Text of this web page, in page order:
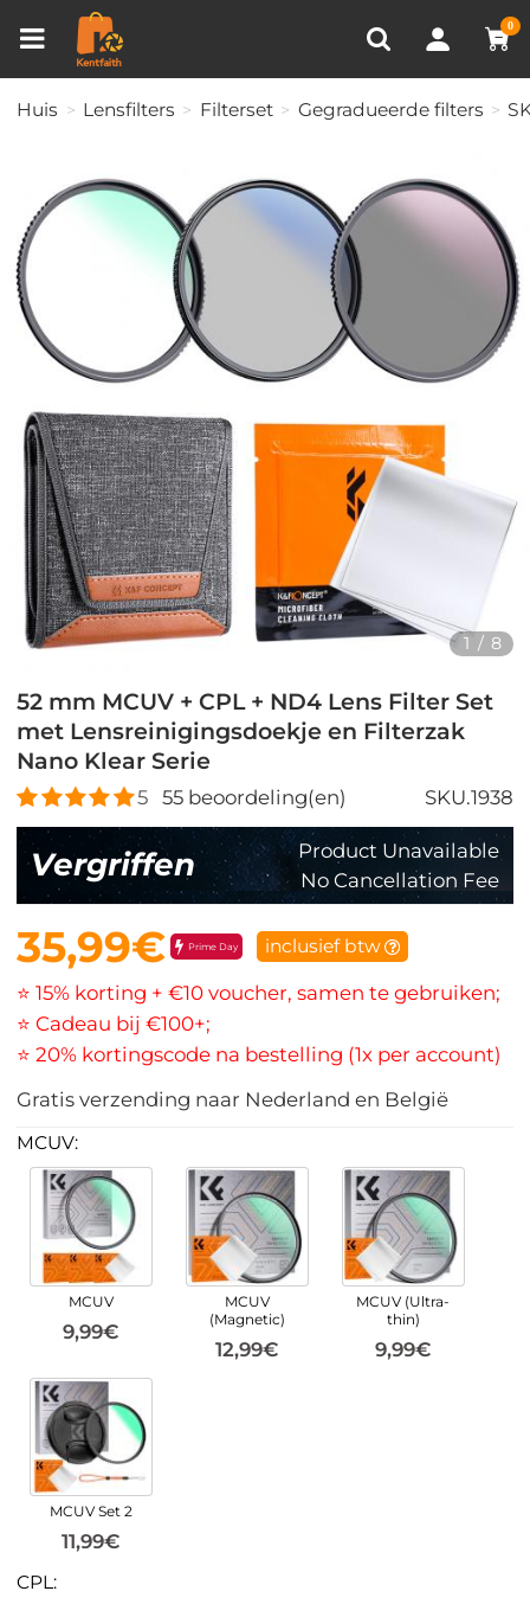
0
RECENT BEKEKEN
Huis Lensfilters Filterset Gegradueerde filters
1 / 8
52 mm MCUV + CPL + ND4 Lens Filter Set
met Lensreinigingsdoekje en Filterzak
Nano Klear Serie
5 55beoordeling(en) SKU.1938
Vergriffen
Product Unavailable
No Cancellation Fee
35,99€ Prime Day inclusief btw
⭐ 15% korting + €10 voucher, samen te gebruiken;
⭐ Cadeau bij €100+;
⭐ 20% kortingscode na bestelling (1x per account)
Gratis verzending naar Nederland en België
MCUV:
MCUV
9,99€
MCUV
(Magnetic)
12,99€
MCUV (Ultra-
thin)
9,99€
MCUV Set 2
11,99€
CPL: